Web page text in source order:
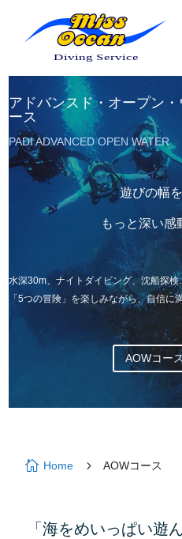
アドバンスド・オープン
ース
PADI ADVANCED OPEN WATER
遊びの幅
もっと深い感
水深30m、ナイトダイビング、沈船探
「5つの冒険」を楽しみながら、自信に
AOWコー
 Home 5 AOWコース
「海をめいっぱい遊